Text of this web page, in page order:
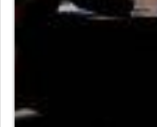
Contributors